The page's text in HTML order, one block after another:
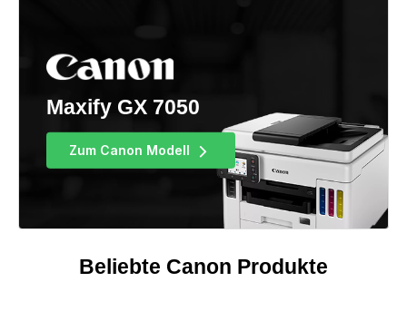
Maxify GX 7050
Zum Canon Modell
Beliebte Canon Produkte